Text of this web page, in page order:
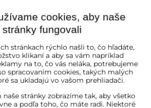
cookies, aby naše
stránky fungovali
stránkach rýchlo našli to, čo hľadáte,
klikaní a aby sa vám napríklad
na to, čo vás neláka, potrebujeme
spracovaním cookies, takých malých
sa ukladajú vo vašom prehliadači.
naše stránky zobrazíme tak, aby všetko
a podľa toho, čo máte radi. Niektoré